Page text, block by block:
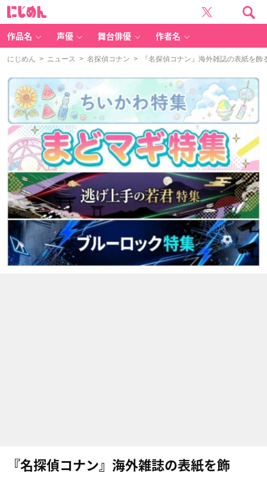
作品名 声優 舞台俳優 作者名
にじめん > ニュース > 名探偵コナン > 『名探偵コナン』海外雑誌の表紙を飾
『名探偵コナン』海外雑誌の表紙を飾